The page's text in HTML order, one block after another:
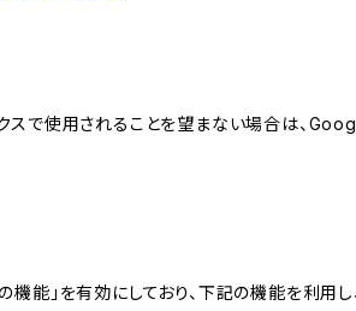
スで使用されることを望まない場合は、
機能」を有効にしており、下記の機能を利